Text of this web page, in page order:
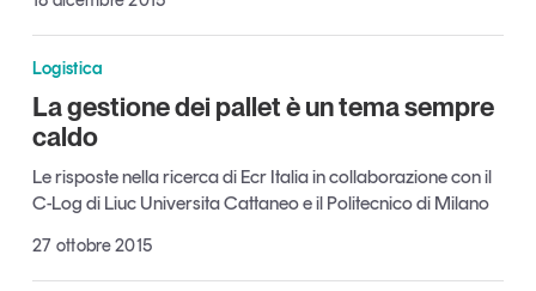
Magazine
Articoli
Opinioni
Dossier
Il Numero
Interviste
Comunicati stampa
Video
Studi e ricerche
Logistica
La gestione dei pallet è un tema sempre
caldo
Le risposte nella ricerca di Ecr Italia in collaborazione con il
C-Log di Liuc Universita Cattaneo e il Politecnico di Milano
27 ottobre 2015